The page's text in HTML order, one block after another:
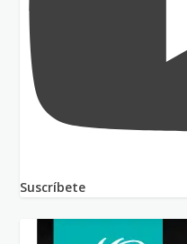
Suscríbete